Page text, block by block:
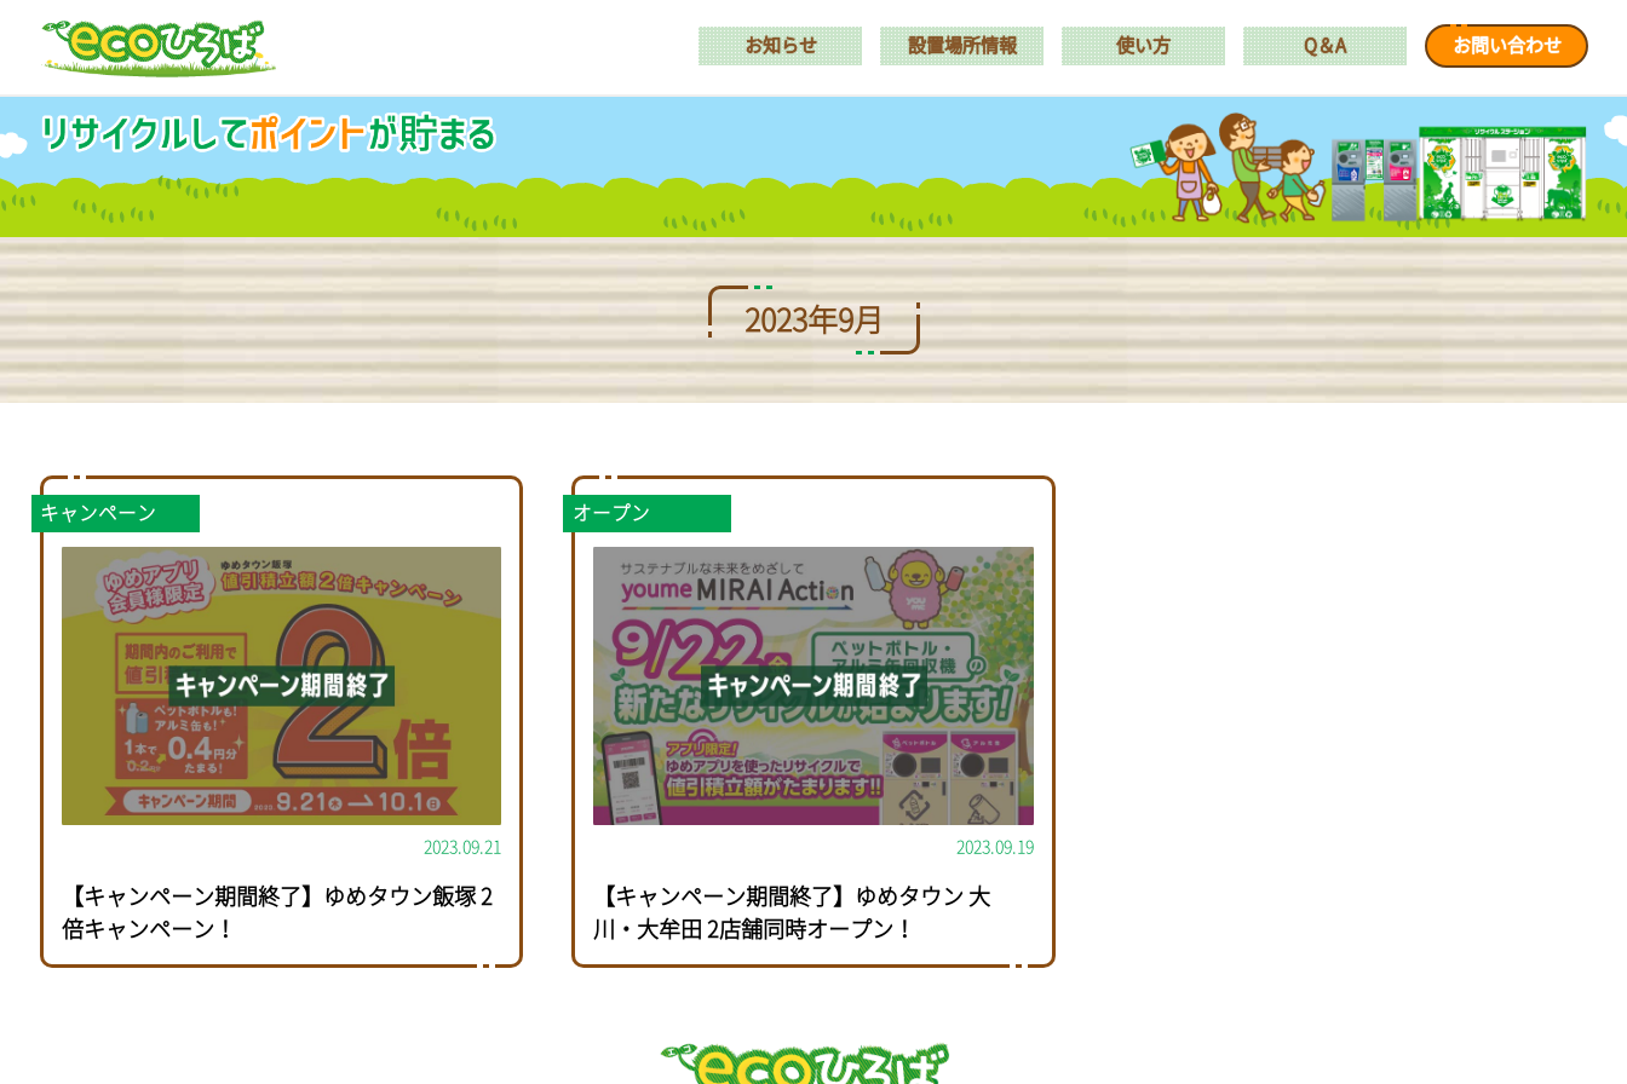
お知らせ 設置場所情報 使い方 Q＆A お問い合わせ
2023年9月
キャンペーン
2023.09.21
【キャンペーン期間終了】ゆめタウン飯塚 2
倍キャンペーン！
オープン
2023.09.19
【キャンペーン期間終了】ゆめタウン 大
川・大牟田 2店舗同時オープン！